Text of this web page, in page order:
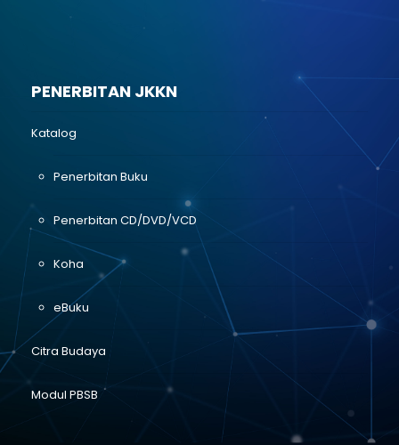
PENERBITAN JKKN
Katalog
Penerbitan Buku
Penerbitan CD/DVD/VCD
Koha
eBuku
Citra Budaya
Modul PBSB